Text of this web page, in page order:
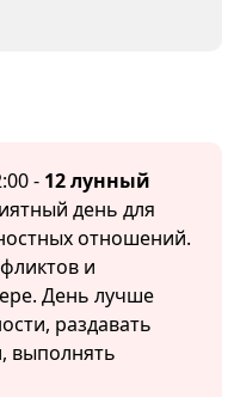
- 12 лунный
день для
отношений.
и
День лучше
раздавать
выполнять